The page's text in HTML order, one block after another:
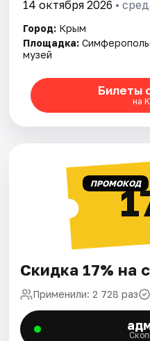
14 октября 2026 •
Город: Крым
Площадка:
музей
Билеты
на
ПРОМОКОД
Скидка 17% на
Применили: 2 728 раз